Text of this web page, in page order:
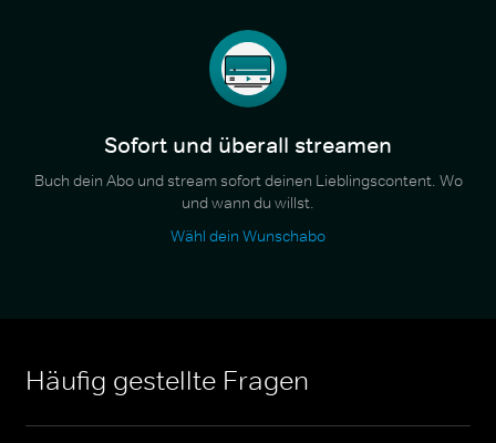
Sofort und überall streamen
Buch dein Abo und stream sofort deinen Lieblingscontent. Wo
und wann du willst.
Wähl dein Wunschabo
Häufig gestellte Fragen